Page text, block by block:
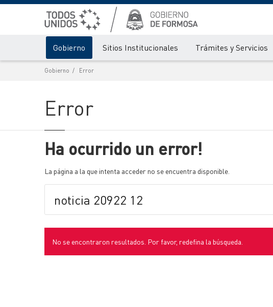
Gobierno Sitios Institucionales Trámites y Servicios
Gobierno Error
Error
Ha ocurrido un error!
La página a la que intenta acceder no se encuentra disponible.
No se encontraron resultados. Por favor, redefina la búsqueda.